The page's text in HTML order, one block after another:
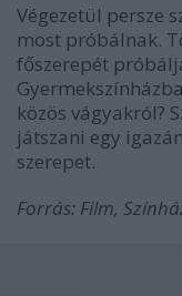
Végezetül persze
most próbálnak.
főszerepét
közös vágyakról?
játszani egy
szerepet.
Forrás: Film,